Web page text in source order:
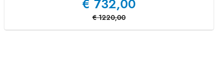
€ 732,00
€ 1220,00